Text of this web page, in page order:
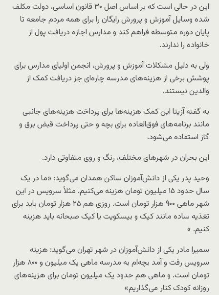
این در حالی است که بر اساس اصل ۳۰ قانون اساسی، دولت مکلف
شده وسایل آموزش و پرورش رایگان را برای همه مردم جامعه تا
پایان دوره متوسطه فراهم کند و مدارس اجازه دریافت پول از
خانواده را ندارند.
ولی به دلیل مشکلات آموزش و پرورش، انجمن اولیای مدارس برای
پوشش برخی از هزینه‌های مدرسه چاره‌ای جز دریافت کمک از
والدین نیستند.
به گفته آزیتا این کمک هزینه‌ها برای پرداخت هزینه‌های جانبی
مانند برنامه‌های فوق‌العاده برای بچه و حتی پرداخت قبض برق و
گاز استفاده می‌شود.
این بحران در شهرهای مختلف، رنگ و روی متفاوتی دارد.
وحید پدر یکی از دانش‌آموزان ساکن همدان می‌گوید: «ما در یک
سال حدود ۱۵ میلیون تومان هزینه می‌کنیم. مثلاً سرویس در این
شهر ماهی ۹۰۰ هزار تومان است. روزی هم ۲۵ هزار تومان باید برای
تغذیه ساده مانند کیک و بیسکویت یا کیک صبحانه باید هزینه
کنیم. »
سمیرا مادر یکی از دانش‌آموزان در شهر تهران می‌گوید: هزینه
سرویس رفت و آمد بچه‌ام به مدرسه ماهی یک میلیون و ۸۰۰ هزار
تومان است. و ماهی هم حدود یک میلیون تومان برای هزینه‌های
روزانه کودک کنار می‌گذاریم»